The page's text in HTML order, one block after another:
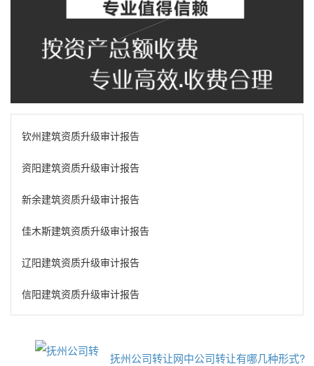
钦州建筑资质升级审计报告
资阳建筑资质升级审计报告
新余建筑资质升级审计报告
佳木斯建筑资质升级审计报告
辽阳建筑资质升级审计报告
信阳建筑资质升级审计报告
抚州公司转让网中公司转让有哪几种形式?